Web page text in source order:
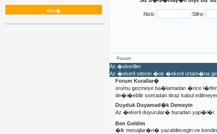
Nick: Sifre:
Forum
Az �ekerliler
Az �ekerli sitenin �ok �ekerli ortam�na
Forum Kurallar�
orumu gezmeye ba�lamadan �nce
de�i�ebilir sonradan itiraz kabul
Duyduk Duyamad�k Demeyin
Az �ekerli duyurular� buradan yap�l�r.
Ben Geldim
�lk mesajlar�n� yazabilecegin ve